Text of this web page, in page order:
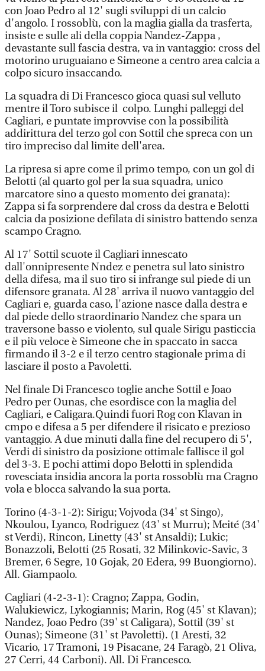
con Joao Pedro al 12' sugli sviluppi di un calcio
d'angolo. I rossoblù, con la maglia gialla da trasferta,
insiste e sulle ali della coppia Nandez-Zappa ,
devastante sull fascia destra, va in vantaggio: cross del
motorino uruguaiano e Simeone a centro area calcia a
colpo sicuro insaccando.
La squadra di Di Francesco gioca quasi sul velluto
mentre il Toro subisce il colpo. Lunghi palleggi del
Cagliari, e puntate improvvise con la possibilità
addirittura del terzo gol con Sottil che spreca con un
tiro impreciso dal limite dell'area.
La ripresa si apre come il primo tempo, con un gol di
Belotti (al quarto gol per la sua squadra, unico
marcatore sino a questo momento dei granata):
Zappa si fa sorprendere dal cross da destra e Belotti
calcia da posizione defilata di sinistro battendo senza
scampo Cragno.
Al 17' Sottil scuote il Cagliari innescato
dall'onnipresente Nndez e penetra sul lato sinistro
della difesa, ma il suo tiro si infrange sul piede di un
difensore granata. Al 28' arriva il nuovo vantaggio del
Cagliari e, guarda caso, l'azione nasce dalla destra e
dal piede dello straordinario Nandez che spara un
traversone basso e violento, sul quale Sirigu pasticcia
e il più veloce è Simeone che in spaccato in sacca
firmando il 3-2 e il terzo centro stagionale prima di
lasciare il posto a Pavoletti.
Nel finale Di Francesco toglie anche Sottil e Joao
Pedro per Ounas, che esordisce con la maglia del
Cagliari, e Caligara.Quindi fuori Rog con Klavan in
cmpo e difesa a 5 per difendere il risicato e prezioso
vantaggio. A due minuti dalla fine del recupero di 5',
Verdi di sinistro da posizione ottimale fallisce il gol
del 3-3. E pochi attimi dopo Belotti in splendida
rovesciata insidia ancora la porta rossoblù ma Cragno
vola e blocca salvando la sua porta.
Torino (4-3-1-2): Sirigu; Vojvoda (34' st Singo),
Nkoulou, Lyanco, Rodriguez (43' st Murru); Meité (34'
st Verdi), Rincon, Linetty (43' st Ansaldi); Lukic;
Bonazzoli, Belotti (25 Rosati, 32 Milinkovic-Savic, 3
Bremer, 6 Segre, 10 Gojak, 20 Edera, 99 Buongiorno).
All. Giampaolo.
Cagliari (4-2-3-1): Cragno; Zappa, Godin,
Walukiewicz, Lykogiannis; Marin, Rog (45' st Klavan);
Nandez, Joao Pedro (39' st Caligara), Sottil (39' st
Ounas); Simeone (31' st Pavoletti). (1 Aresti, 32
Vicario, 17 Tramoni, 19 Pisacane, 24 Faragò, 21 Oliva,
27 Cerri, 44 Carboni). All. Di Francesco.